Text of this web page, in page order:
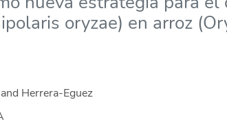
oryzae) en arroz
Herrera-Eguez